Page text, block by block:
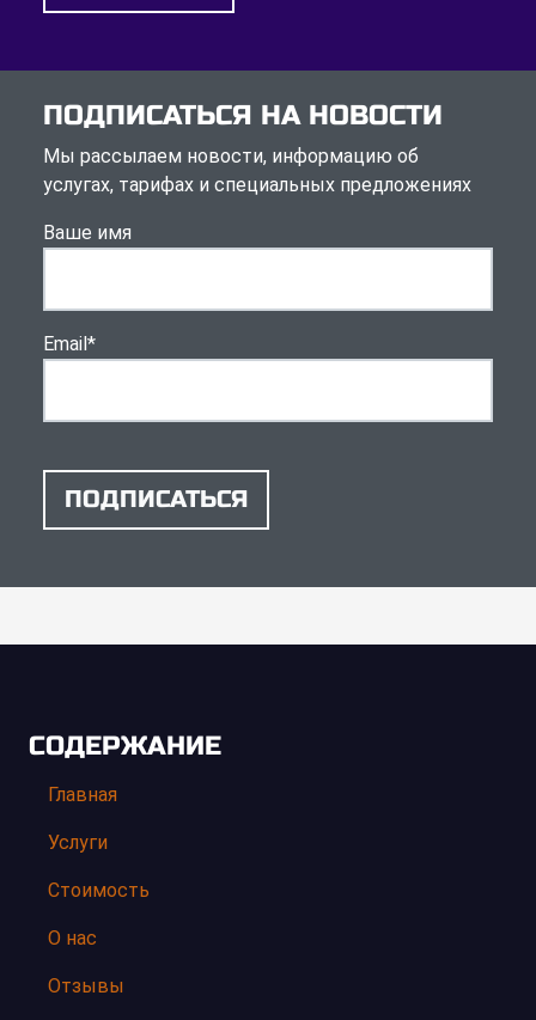
ПОДПИСАТЬСЯ НА НОВОСТИ
Мы рассылаем новости, информацию об
услугах, тарифах и специальных предложениях
Ваше имя
Email*
ПОДПИСАТЬСЯ
СОДЕРЖАНИЕ
Главная
Услуги
Стоимость
О нас
Отзывы